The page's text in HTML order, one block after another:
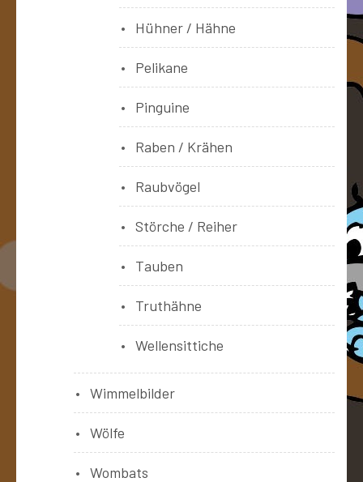
Hühner / Hähne
Pelikane
Pinguine
Raben / Krähen
Raubvögel
Störche / Reiher
Tauben
Truthähne
Wellensittiche
Wimmelbilder
Wölfe
Wombats